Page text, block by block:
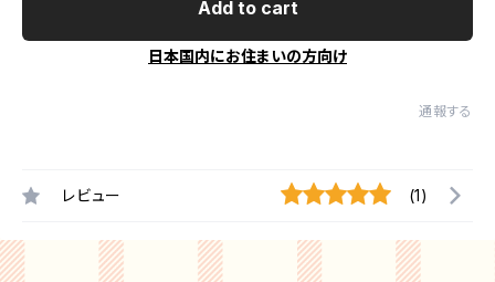
Add to cart
日本国内にお住まいの方向け
通報する
レビュー (1)